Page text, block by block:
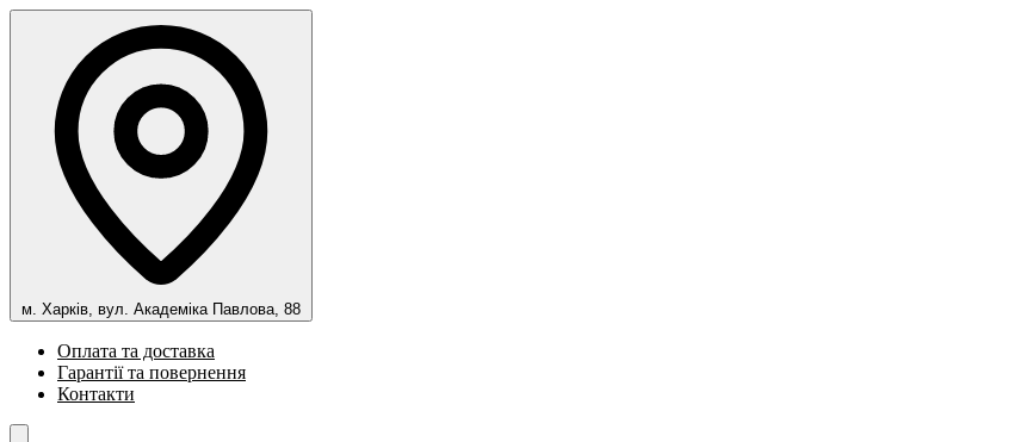
м. Харків, вул. Академіка Павлова, 88
Оплата та доставка
Гарантії та повернення
Контакти